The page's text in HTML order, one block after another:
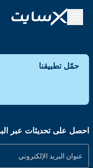
حمّل تطبيقنا
احصل على تحديثات عبر